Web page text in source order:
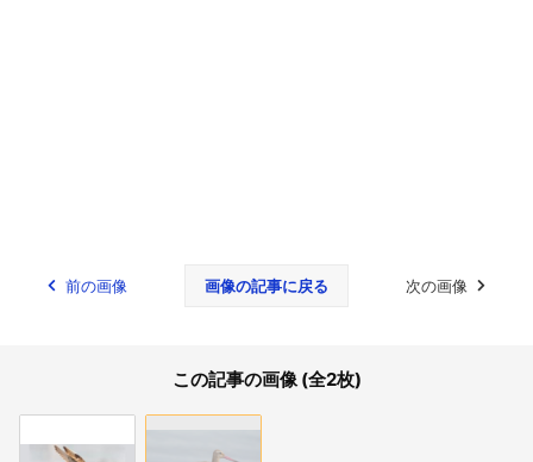
前の画像 画像の記事に戻る 次の画像
この記事の画像 (全2枚)